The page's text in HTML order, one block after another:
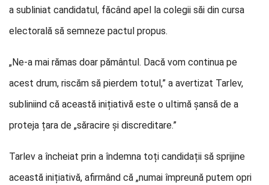
a subliniat candidatul, făcând apel la colegii săi din cursa
electorală să semneze pactul propus.
„Ne-a mai rămas doar pământul. Dacă vom continua pe
acest drum, riscăm să pierdem totul,” a avertizat Tarlev,
subliniind că această inițiativă este o ultimă șansă de a
proteja țara de „săracire și discreditare.”
Tarlev a încheiat prin a îndemna toți candidații să sprijine
această inițiativă, afirmând că „numai împreună putem opri